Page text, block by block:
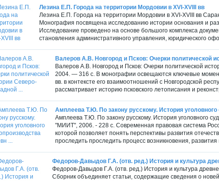
Лезина Е.П. Города на территории Мордовии в XVI-XVIII вв
Лезина Е.П. Города на территории Мордовии в XVI-XVIII вв
Монография посвящена исследованию истории основания и
Исследование проведено на основе большого комплекса
становления административного управления, юридического
Валеров А.В. Новгород и Псков: Очерки политической
Валеров А.В. Новгород и Псков: Очерки политической
2004. — 316 с. В монографии освещаются ключевые
вв. в контексте его взаимоотношений с Новгородской
рассматривает историю псковского летописания и
Амплеева Т.Ю. По закону русскому. История
Амплеева Т.Ю. По закону русскому. История уголовного
"МИИТ", 2006. - 228 с. Современная правовая система
которой позволяет понять перспективы развития
проследить проследить процесс возникновения,
Федоров-Давыдов Г.А. (отв. ред.) История и культура
Федоров-Давыдов Г.А. (отв. ред.) История и культура
Сборник объединяет статьи, содержащие сведения о